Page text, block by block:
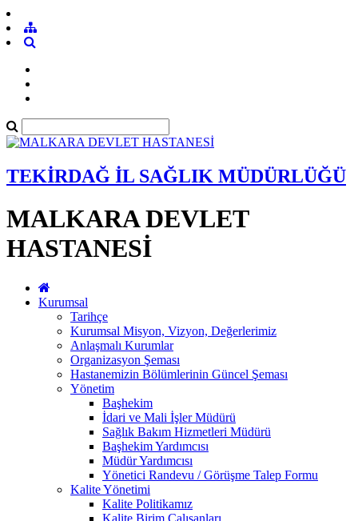
TEKİRDAĞ İL SAĞLIK MÜDÜRLÜĞÜ
MALKARA DEVLET
HASTANESİ
Kurumsal
Tarihçe
Kurumsal Misyon, Vizyon, Değerlerimiz
Anlaşmalı Kurumlar
Organizasyon Şeması
Hastanemizin Bölümlerinin Güncel Şeması
Yönetim
Başhekim
İdari ve Mali İşler Müdürü
Sağlık Bakım Hizmetleri Müdürü
Başhekim Yardımcısı
Müdür Yardımcısı
Yönetici Randevu / Görüşme Talep Formu
Kalite Yönetimi
Kalite Politikamız
Kalite Birim Çalışanları